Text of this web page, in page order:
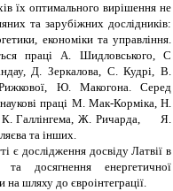
їх оптимального вирішення не
та зарубіжних дослідників:
економіки та управління.
праці А. Шидловського, С
Д. Зеркалова, С. Кудрі, В.
Ю. Макогона. Серед
праці М. Мак-Корміка, Н.
К. Галлінгема, Ж. Ричарда, Я.
та інших.
є дослідження досвіду Латвії в
та досягнення енергетичної
на шляху до євроінтеграції.